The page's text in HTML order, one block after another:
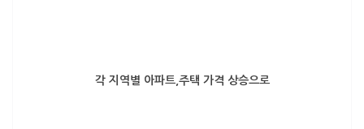
각 지역별 아파트,주택 가격 상승으로